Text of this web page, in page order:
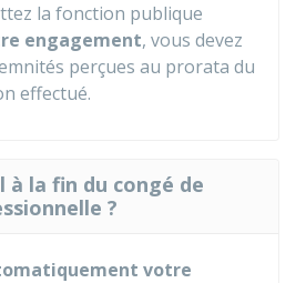
la fonction publique
engagement, vous devez
perçues au prorata du
effectué.
à la fin du congé de
?
votre